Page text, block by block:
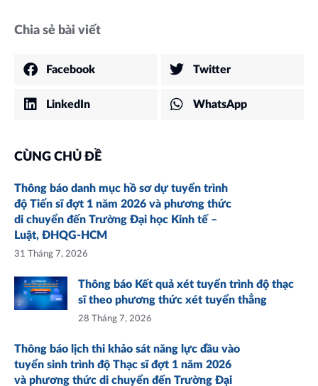
Chia sẻ bài viết
Facebook Twitter
LinkedIn WhatsApp
CÙNG CHỦ ĐỀ
Thông báo danh mục hồ sơ dự tuyển trình
độ Tiến sĩ đợt 1 năm 2026 và phương thức
di chuyển đến Trường Đại học Kinh tế –
Luật, ĐHQG-HCM
31 Tháng 7, 2026
Thông báo Kết quả xét tuyển trình độ thạc
sĩ theo phương thức xét tuyển thẳng
28 Tháng 7, 2026
Thông báo lịch thi khảo sát năng lực đầu vào
tuyển sinh trình độ Thạc sĩ đợt 1 năm 2026
và phương thức di chuyển đến Trường Đại